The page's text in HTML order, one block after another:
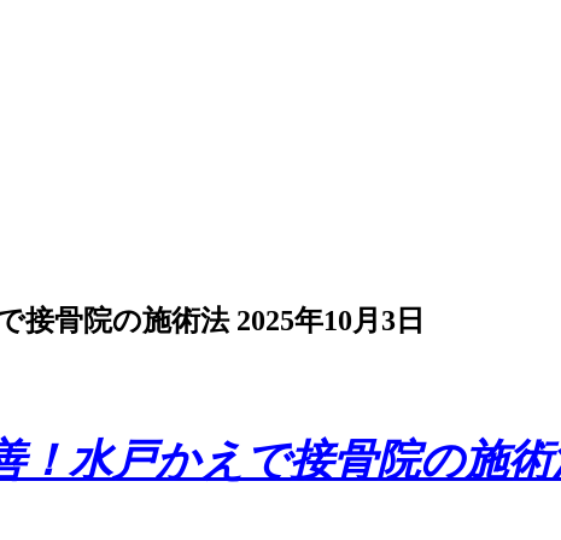
接骨院の施術法 2025年10月3日
水戸かえで接骨院の施術